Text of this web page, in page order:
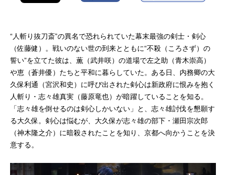
“人斬り抜刀斎”の異名で恐れられていた幕末最強の剣士・剣心
（佐藤健）。戦いのない世の到来とともに“不殺（ころさず）の
誓い”を立てた彼は、薫（武井咲）の道場で左之助（青木崇高）
や恵（蒼井優）たちと平和に暮らしていた。ある日、内務卿の大
久保利通（宮沢和史）に呼び出された剣心は新政府に恨みを抱く
人斬り・志々雄真実（藤原竜也）が暗躍していることを知る。
「志々雄を倒せるのは剣心しかいない」と、志々雄討伐を懇願す
る大久保。剣心は悩むが、大久保が志々雄の部下・瀬田宗次郎
（神木隆之介）に暗殺されたことを知り、京都へ向かうことを決
意する。